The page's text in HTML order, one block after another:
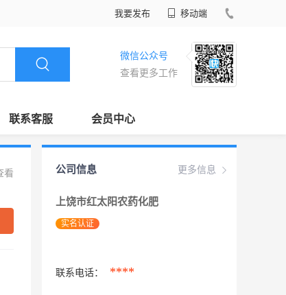
我要发布 移动端
微信公众号
查看更多工作
联系客服 会员中心
看 更多信息
公司信息
上饶市红太阳农药化肥
实名认证
联系电话： ****